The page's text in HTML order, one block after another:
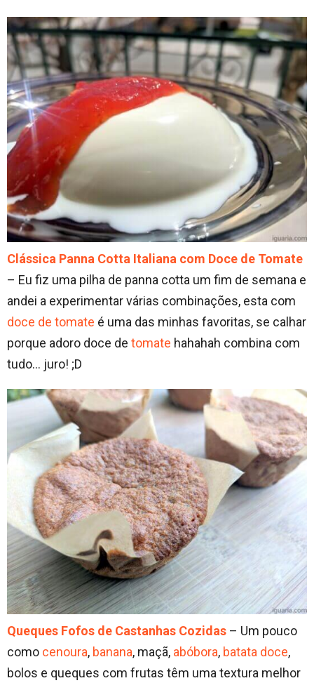
Clássica Panna Cotta Italiana com Doce de Tomate
– Eu fiz uma pilha de panna cotta um fim de semana e
andei a experimentar várias combinações, esta com
doce de tomate é uma das minhas favoritas, se calhar
porque adoro doce de tomate hahahah combina com
tudo… juro! ;D
Queques Fofos de Castanhas Cozidas – Um pouco
como cenoura, banana, maçã, abóbora, batata doce,
bolos e queques com frutas têm uma textura melhor